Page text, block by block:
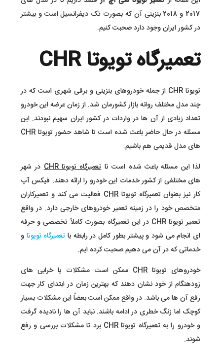
2017 و 2018 بنزینی آن که بصورت تک دیفرانسیل است و بیشتر
در کشور ایران وجود دارد صحبت کنیم.
تعمیرگاه تویوتا CHR
تویوتا CHR از جمله خودروهای بنزینی و برقی شهری است که در
چند مدل مختلف روانه بازار کشورمان شد. از زمان عرضه این خودرو
تعداد زیادی از آن ها در واردات در کشور ایران سهیم نبودند. این
مسئله در حال حاضر باعث شده است تا شاهد حضور تویوتا CHR
های مدل قدیمی هم باشیم.
لذا این مسئله باعث شده است تاتعمیرگاه تویوتا CHR
در شهر
های مختلفی از کشور خدمات این خودرو را ارائه دهند. فیکس آپ
کار نیز بعنوان تعمیرگاه تویوتا CHR فعالیت می کند و تعمیرکاران
متخصص خود را در زمینه تعمیر خودروهای خارجی دارد. در واقع
تعمیر تویوتا CHR در این تعمیرگاه بصورت کاملاً تخصصی و حرفه
ای انجام می شود و پیشتر بطور کامل در رابطه با تعمیرگاه تویوتا و
خدماتی که در آن می دهیم صحبت کرده ایم.
خودروهای تویوتا CHR ممکن است مشکلات یا خرابی های
زودهنگام از خود نشان دهند که بهترین زمان در ابتدای کار جهت
رفع آن ها می باشد. در واقع ممکن است بعضاً این مشکلات بسیار
کوچک اما زنگ خطری در ادامه باشند. نباید آن ها را نادیده گرفت
و خودرو را به تعمیرگاه تویوتا CHR برد تا مشکلات بررسی و رفع
شوند.